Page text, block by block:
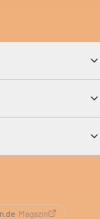
· Magazin